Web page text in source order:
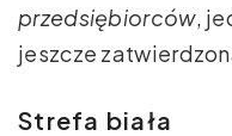
przedsiębiorców,
jeszcze
Strefa biała